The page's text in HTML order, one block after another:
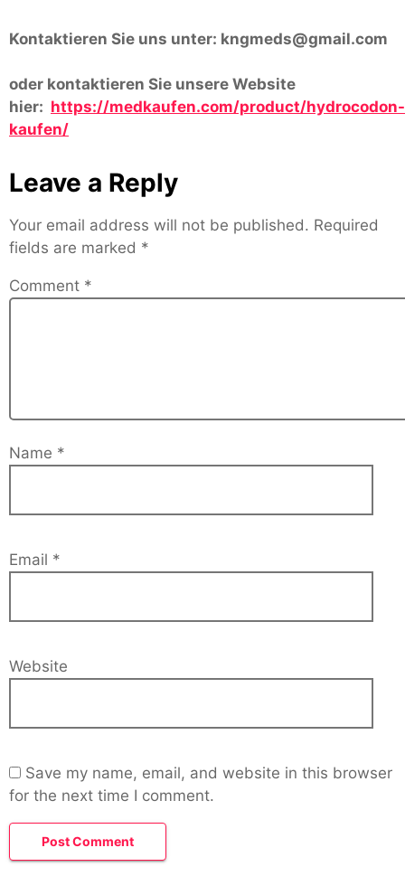
Kontaktieren Sie uns unter: kngmeds@gmail.com
oder kontaktieren Sie unsere Website
hier: https://medkaufen.com/product/hydrocodon-
kaufen/
Leave a Reply
Your email address will not be published. Required
fields are marked *
Comment *
Name *
Email *
Website
Save my name, email, and website in this browser
for the next time I comment.